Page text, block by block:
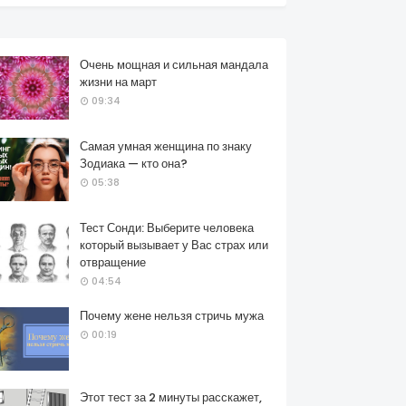
Очень мощная и сильная мандала
жизни на март
09:34
Самая умная женщина по знаку
Зодиака — кто она?
05:38
Тест Сонди: Выберите человека
который вызывает у Вас страх или
отвращение
04:54
Почему жене нельзя стричь мужа
00:19
Этот тест за 2 минуты расскажет,